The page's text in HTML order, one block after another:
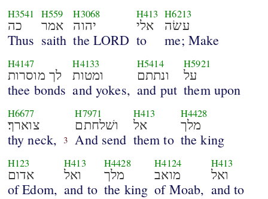
H3541
כה
Thus
H559
אמר
saith
H3068
יהוה
the LORD
H413
אלי
to
H6213
עשׂה
me; Make
H4147
לך מוסרות
thee bonds
H4133
ומטות
and yokes,
H5414
ונתתם
and put
H5921
על
them upon
H6677
צוארך׃
thy neck, 3
H7971
ושׁלחתם
And send
H413
אל
them to
H4428
מלך
the king
H123
אדום
of Edom,
H413
ואל
and to
H4428
מלך
the king
H4124
מואב
of Moab,
H413
ואל
and to